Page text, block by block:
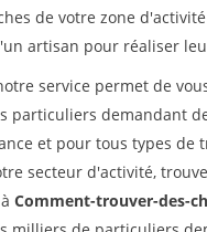
de votre zone
artisan pour réaliser
service permet de
particuliers demandant
et pour tous types de
secteur d'activité,
Comment-trouver-des-